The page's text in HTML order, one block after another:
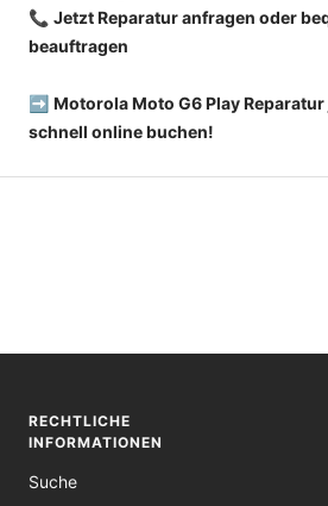
📞 Jetzt Reparatur anfragen oder
beauftragen
➡️ Motorola Moto G6 Play
schnell online buchen!
RECHTLICHE
INFORMATIONEN
Suche